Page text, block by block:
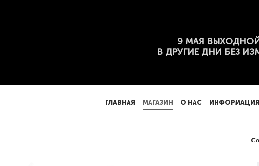
9 МАЯ
В ДРУГИЕ ДНИ БЕЗ
ГЛАВНАЯ МАГАЗИН О НАС ИНФОРМАЦИЯ